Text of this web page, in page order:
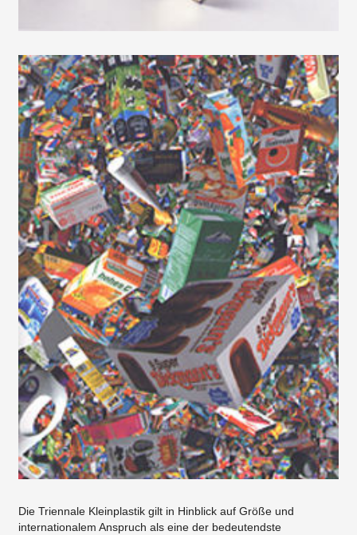
Die Triennale Kleinplastik gilt in Hinblick auf Größe und
internationalem Anspruch als eine der bedeutendste